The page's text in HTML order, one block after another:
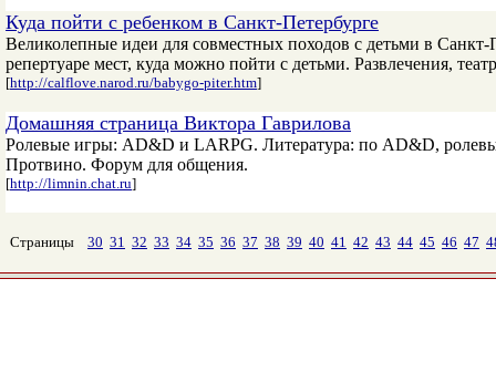
Куда пойти с ребенком в Санкт-Петербурге
Великолепные идеи для совместных походов с детьми в
репертуаре мест, куда можно пойти с детьми. Развлечения,
[http://calflove.narod.ru/babygo-piter.htm]
Домашняя страница Виктора Гаврилова
Ролевые игры: AD&D и LARPG. Литература: по AD&D,
Протвино. Форум для общения.
[http://limnin.chat.ru]
Страницы 30 31 32 33 34 35 36 37 38 39 40 41 42 43 44 45 46 47